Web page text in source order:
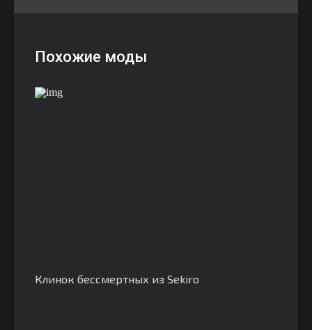
Похожие моды
Клинок бессмертных из Sekiro